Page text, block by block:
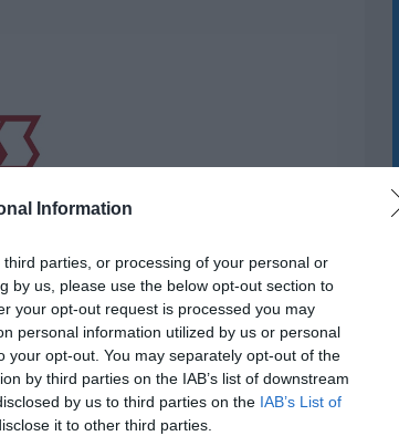
Information
parties, or processing of your personal or
by us, please use the below opt-out section to
your opt-out request is processed you may
personal information utilized by us or personal
your opt-out. You may separately opt-out of the
by third parties on the IAB’s list of downstream
by us to third parties on the IAB’s List of
it to other third parties.